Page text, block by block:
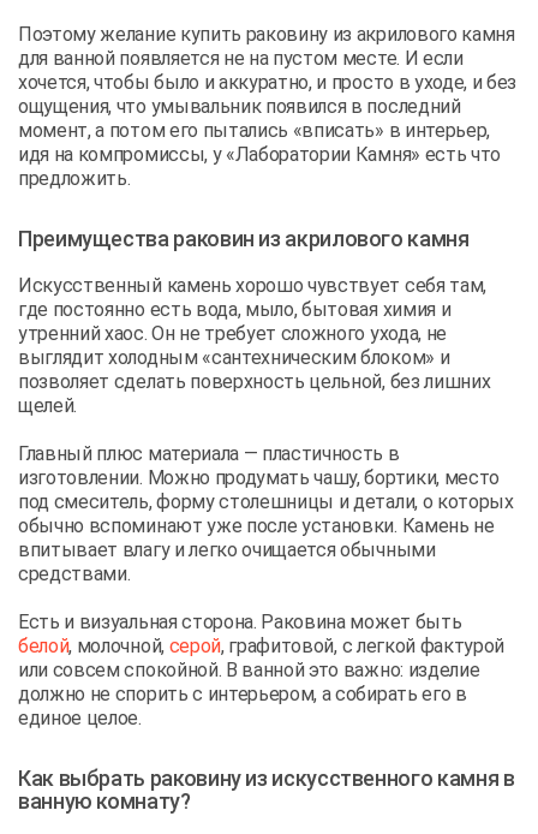
Поэтому желание купить раковину из акрилового камня
для ванной появляется не на пустом месте. И если
хочется, чтобы было и аккуратно, и просто в уходе, и без
ощущения, что умывальник появился в последний
момент, а потом его пытались «вписать» в интерьер,
идя на компромиссы, у «Лаборатории Камня» есть что
предложить.
Преимущества раковин из акрилового камня
Искусственный камень хорошо чувствует себя там,
где постоянно есть вода, мыло, бытовая химия и
утренний хаос. Он не требует сложного ухода, не
выглядит холодным «сантехническим блоком» и
позволяет сделать поверхность цельной, без лишних
щелей.
Главный плюс материала — пластичность в
изготовлении. Можно продумать чашу, бортики, место
под смеситель, форму столешницы и детали, о которых
обычно вспоминают уже после установки. Камень не
впитывает влагу и легко очищается обычными
средствами.
Есть и визуальная сторона. Раковина может быть
белой, молочной, серой, графитовой, с легкой фактурой
или совсем спокойной. В ванной это важно: изделие
должно не спорить с интерьером, а собирать его в
единое целое.
Как выбрать раковину из искусственного камня в
ванную комнату?